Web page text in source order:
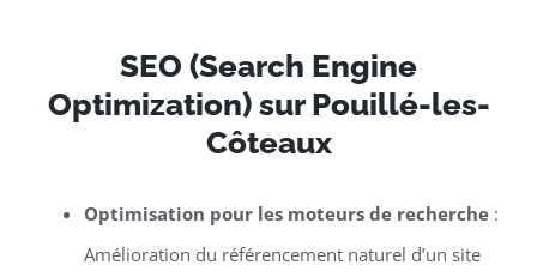
SEO (Search Engine
Optimization) sur Pouillé-les-
Côteaux
Optimisation pour les moteurs de recherche:
Amélioration du référencement naturel d’un site